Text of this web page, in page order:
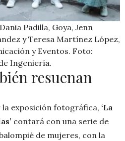
Padilla, Goya, Jenn
y Teresa Martínez López,
y Eventos. Foto:
Ingeniería.
resuenan
exposición fotográfica, ‘La
contará con una serie de
de mujeres, con la